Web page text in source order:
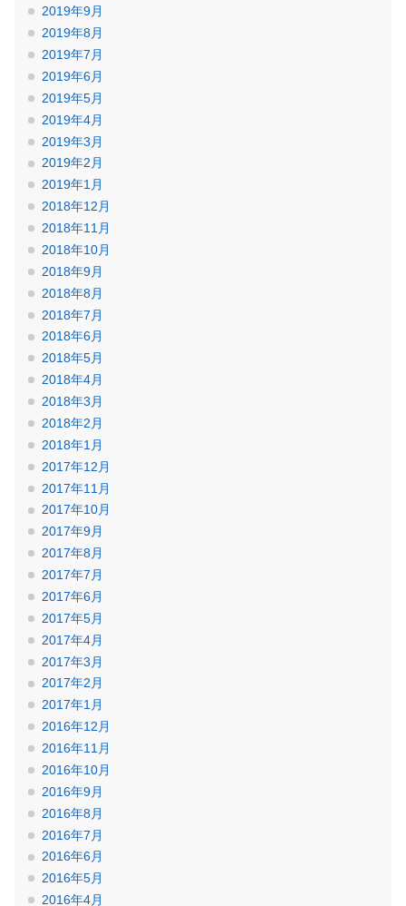
2019年9月
2019年8月
2019年7月
2019年6月
2019年5月
2019年4月
2019年3月
2019年2月
2019年1月
2018年12月
2018年11月
2018年10月
2018年9月
2018年8月
2018年7月
2018年6月
2018年5月
2018年4月
2018年3月
2018年2月
2018年1月
2017年12月
2017年11月
2017年10月
2017年9月
2017年8月
2017年7月
2017年6月
2017年5月
2017年4月
2017年3月
2017年2月
2017年1月
2016年12月
2016年11月
2016年10月
2016年9月
2016年8月
2016年7月
2016年6月
2016年5月
2016年4月